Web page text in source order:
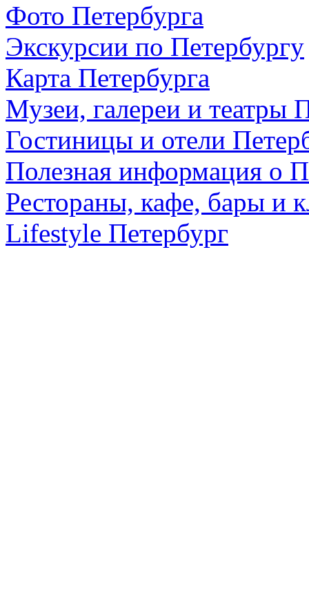
Фото Петербурга
Экскурсии по Петербургу
Карта Петербурга
Музеи, галереи и театры
Гостиницы и отели
Полезная информация о
Рестораны, кафе, бары и
Lifestyle Петербург